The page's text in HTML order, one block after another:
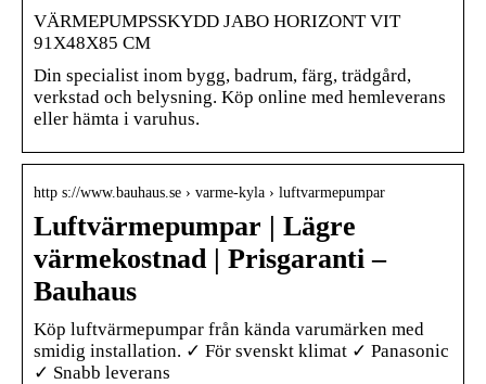
VÄRMEPUMPSSKYDD JABO HORIZONT VIT
91X48X85 CM
Din specialist inom bygg, badrum, färg, trädgård,
verkstad och belysning. Köp online med hemleverans
eller hämta i varuhus.
http s://www.bauhaus.se › varme-kyla › luftvarmepumpar
Luftvärmepumpar | Lägre
värmekostnad | Prisgaranti –
Bauhaus
Köp luftvärmepumpar från kända varumärken med
smidig installation. ✓ För svenskt klimat ✓ Panasonic
✓ Snabb leverans